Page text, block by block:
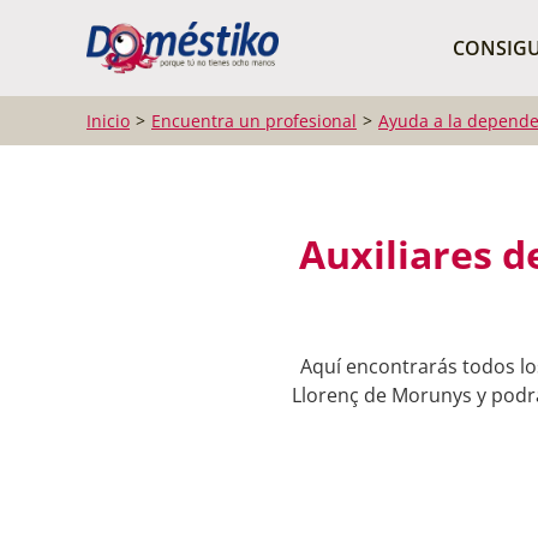
Inicio Encuentra un profesional Ayuda a la
Auxiliares
Aquí encontrarás todos
Llorenç de Morunys y